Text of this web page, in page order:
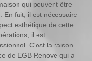
qui peuvent être
En fait, il est nécessaire
esthétique de cette
il est
C'est la raison
de EGB Renove qui a